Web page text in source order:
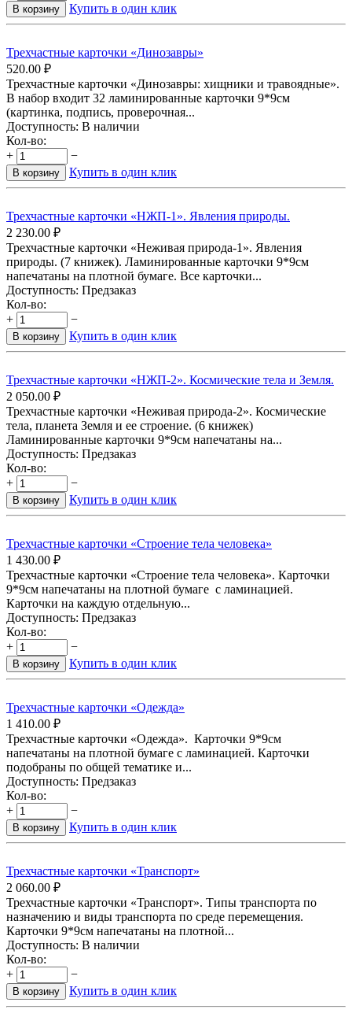
В корзину Купить в один клик
Трехчастные карточки «Динозавры»
520.00 ₽
Трехчастные карточки «Динозавры: хищники и травоядные».
В набор входит 32 ламинированные карточки 9*9см
(картинка, подпись, проверочная...
Доступность: В наличии
Кол-во:
+
−
В корзину Купить в один клик
Трехчастные карточки «НЖП-1». Явления природы.
2 230.00 ₽
Трехчастные карточки «Неживая природа-1». Явления
природы. (7 книжек). Ламинированные карточки 9*9см
напечатаны на плотной бумаге. Все карточки...
Доступность: Предзаказ
Кол-во:
+
−
В корзину Купить в один клик
Трехчастные карточки «НЖП-2». Космические тела и Земля.
2 050.00 ₽
Трехчастные карточки «Неживая природа-2». Космические
тела, планета Земля и ее строение. (6 книжек)
Ламинированные карточки 9*9см напечатаны на...
Доступность: Предзаказ
Кол-во:
+
−
В корзину Купить в один клик
Трехчастные карточки «Строение тела человека»
1 430.00 ₽
Трехчастные карточки «Строение тела человека». Карточки
9*9см напечатаны на плотной бумаге с ламинацией.
Карточки на каждую отдельную...
Доступность: Предзаказ
Кол-во:
+
−
В корзину Купить в один клик
Трехчастные карточки «Одежда»
1 410.00 ₽
Трехчастные карточки «Одежда». Карточки 9*9см
напечатаны на плотной бумаге с ламинацией. Карточки
подобраны по общей тематике и...
Доступность: Предзаказ
Кол-во:
+
−
В корзину Купить в один клик
Трехчастные карточки «Транспорт»
2 060.00 ₽
Трехчастные карточки «Транспорт». Типы транспорта по
назначению и виды транспорта по среде перемещения.
Карточки 9*9см напечатаны на плотной...
Доступность: В наличии
Кол-во:
+
−
В корзину Купить в один клик